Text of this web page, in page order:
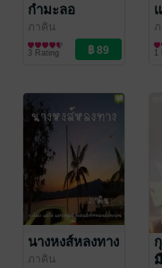
กำมะลอ
ภาคิน
นิยายรัก
3 Rating 1
นางหงส์หลงทาง
ภาคิน